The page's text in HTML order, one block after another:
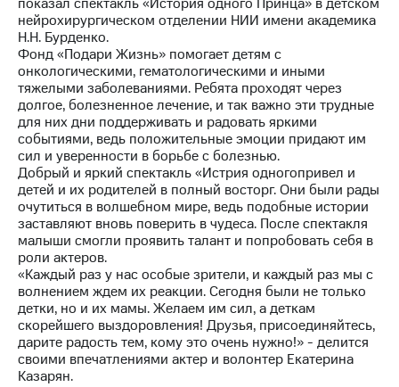
Описание
Программа
приобретения
Порядок
выкупа
акций
Дивиденды
Рынок
облигаций
Описание
Еврооблигации-2023
Уведомление
о
погашении
именных
облигаций
Другое
Регистратор
Реквизиты
нейрохирургическом отделении НИИ имени академика
Н.Н. Бурденко.
Фонд «Подари Жизнь» помогает детям с
онкологическими, гематологическими и иными
тяжелыми заболеваниями. Ребята проходят через
долгое, болезненное лечение, и так важно эти трудные
для них дни поддерживать и радовать яркими
событиями, ведь положительные эмоции придают им
сил и уверенности в борьбе с болезнью.
Добрый и яркий спектакль «Истрия одногопривел и
детей и их родителей в полный восторг. Они были рады
очутиться в волшебном мире, ведь подобные истории
заставляют вновь поверить в чудеса. После спектакля
малыши смогли проявить талант и попробовать себя в
роли актеров.
«Каждый раз у нас особые зрители, и каждый раз мы с
волнением ждем их реакции. Сегодня были не только
детки, но и их мамы. Желаем им сил, а деткам
скорейшего выздоровления! Друзья, присоединяйтесь,
дарите радость тем, кому это очень нужно!» - делится
своими впечатлениями актер и волонтер Екатерина
Казарян.